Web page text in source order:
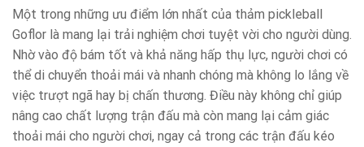
Một trong những ưu điểm lớn nhất của thảm pickleball
Goflor là mang lại trải nghiệm chơi tuyệt vời cho người dùng.
Nhờ vào độ bám tốt và khả năng hấp thụ lực, người chơi có
thể di chuyển thoải mái và nhanh chóng mà không lo lắng về
việc trượt ngã hay bị chấn thương. Điều này không chỉ giúp
nâng cao chất lượng trận đấu mà còn mang lại cảm giác
thoải mái cho người chơi, ngay cả trong các trận đấu kéo